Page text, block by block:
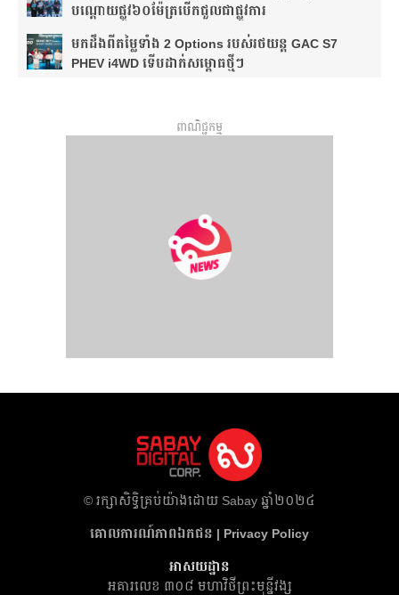
បណ្តោយផ្លូវ​​៦០ម៉ែត្រ​បើកជួលជាផ្លូវការ
មកដឹងពីតម្លៃទាំង 2 Options របស់រថយន្ត GAC S7
PHEV i4WD ទើបដាក់សម្ពោធថ្មីៗ
ពាណិជ្ជកម្ម
​© រក្សា​សិទ្ធិ​គ្រប់​យ៉ាង​ដោយ​ Sabay ឆ្នាំ​២០២៤
គោលការណ៍​ភាព​ឯកជន | Privacy Policy
អាសយដ្ឋាន
អគារ​លេខ ៣០៨ មហាវិថីព្រះមុន្នីវង្ស